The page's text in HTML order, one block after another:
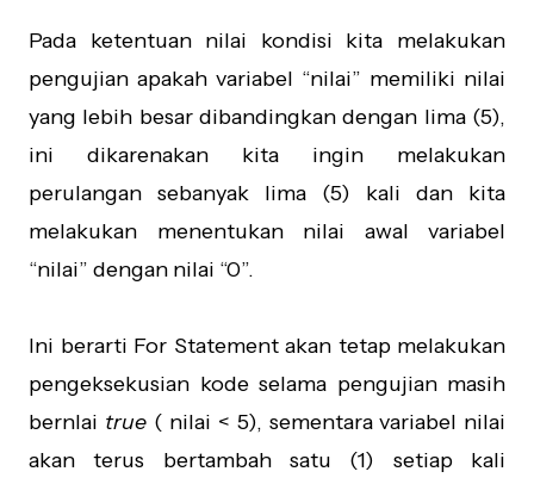
Pada ketentuan nilai kondisi kita melakukan
pengujian apakah variabel “nilai” memiliki nilai
yang lebih besar dibandingkan dengan lima (5),
ini dikarenakan kita ingin melakukan
perulangan sebanyak lima (5) kali dan kita
melakukan menentukan nilai awal variabel
“nilai” dengan nilai “0”.
Ini berarti For Statement akan tetap melakukan
pengeksekusian kode selama pengujian masih
bernlai true( nilai < 5), sementara variabel nilai
akan terus bertambah satu (1) setiap kali